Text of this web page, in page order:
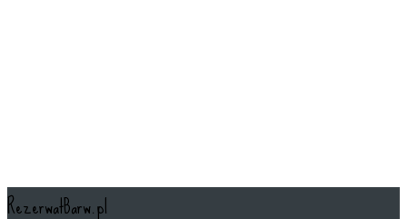
RezerwatBarw.pl